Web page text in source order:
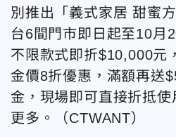
別推出「義式家居 甜蜜
台6間門市即日起至10月
不限款式即折$10,000元
金價8折優惠，滿額再送
金，現場即可直接折抵
更多。（CTWANT）